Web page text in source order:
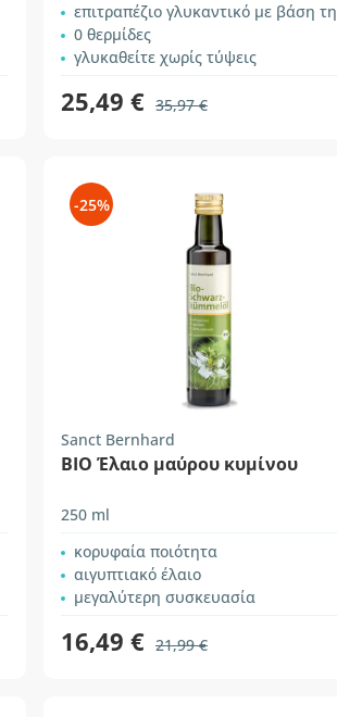
επιτραπέζιο γλυκαντικό με βάση την ερυθριτόλη
0 θερμίδες
γλυκαθείτε χωρίς τύψεις
25,49 € 35,97 €
-25%
Sanct Bernhard
BIO Έλαιο μαύρου κυμίνου
250 ml
κορυφαία ποιότητα
αιγυπτιακό έλαιο
μεγαλύτερη συσκευασία
16,49 € 21,99 €